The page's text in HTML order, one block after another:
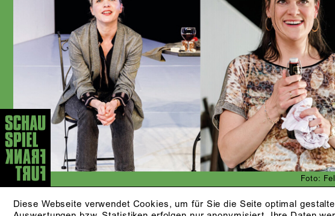
Diese Webseite verwendet Cookies, um für Sie die Seite optimal
Foto: